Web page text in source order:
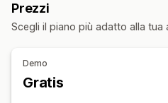
Azioni
Importazione ed esportazione di
Sincronizzazione dei dati
Sincronizzazione degli ordini
Sincronizzazione dei prodotti
Prezzi
Scegli il piano più adatto alla tua
Demo
Gratis